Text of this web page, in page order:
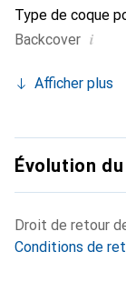
Type de coque
Backcover i
Afficher plus
Évolution
Droit de retour
Conditions de